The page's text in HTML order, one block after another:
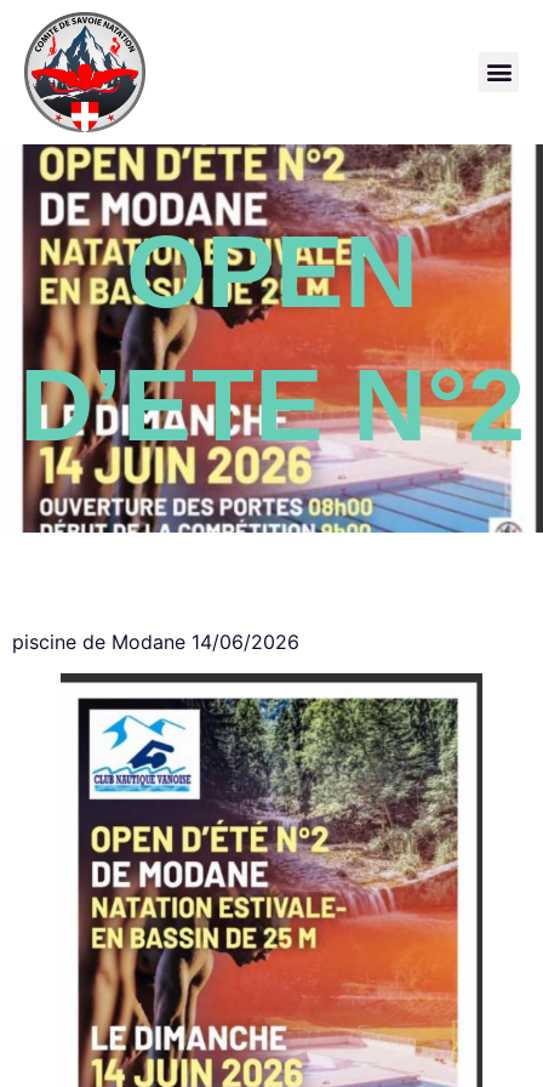
OPEN
D’ETE N°2
piscine de Modane 14/06/2026